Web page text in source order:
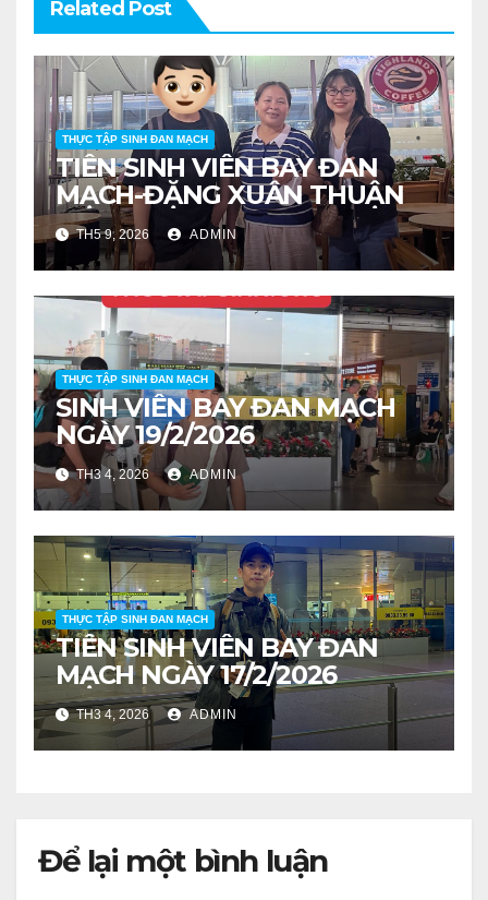
Related Post
THỰC TẬP SINH ĐAN MẠCH
TIỄN SINH VIÊN BAY ĐAN
MẠCH-ĐẶNG XUÂN THUẬN
TH5 9, 2026 ADMIN
THỰC TẬP SINH ĐAN MẠCH
SINH VIÊN BAY ĐAN MẠCH
NGÀY 19/2/2026
TH3 4, 2026 ADMIN
THỰC TẬP SINH ĐAN MẠCH
TIỄN SINH VIÊN BAY ĐAN
MẠCH NGÀY 17/2/2026
TH3 4, 2026 ADMIN
Để lại một bình luận